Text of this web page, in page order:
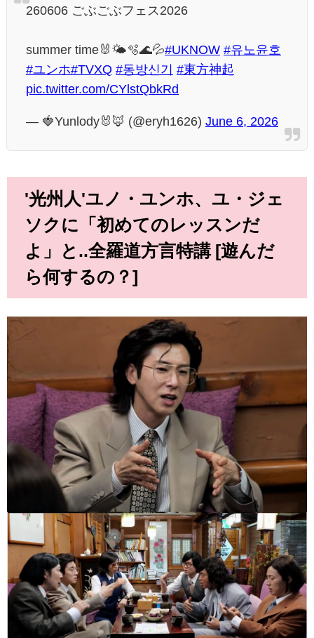
260606 ごぶごぶフェス2026
summer time🐰🌤️🫧🌊💦#UKNOW #유노윤호
#ユンホ#TVXQ #동방신기
#東方神起
pic.twitter.com/CYlstQbkRd
— 🍓Yunlody🐰🦊 (@eryh1626) June 6, 2026
'光州人'ユノ・ユンホ、ユ・ジェ
ソクに「初めてのレッスンだ
よ」と..全羅道方言特講 [遊んだ
ら何するの？]